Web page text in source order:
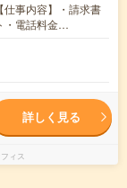
仕事内容】・請求書
・電話料金…
詳しく見る
ィス